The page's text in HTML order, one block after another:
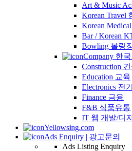
Art & Music
Korean Travel
Korean
Bar / Korean
Bowling 볼링
Company 한
Construction
Education 교육
Electronics 전
Finance 금융
F&B 식품유통
IT 웹 개발/디
Yellowsing.com
Ads Enquiry | 광고문의
Ads Listing Enquiry